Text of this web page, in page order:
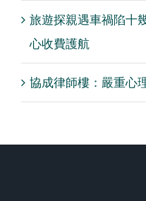
旅遊探親遇車禍陷十
心收費護航
協成律師樓：嚴重心